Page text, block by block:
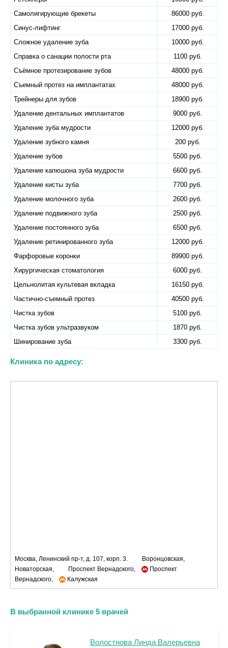
Самолигирующие брекеты
86000 руб.
Синус-лифтинг
17000 руб.
Сложное удаление зуба
10000 руб.
Справка о санации полости рта
1100 руб.
Съёмное протезирование зубов
48000 руб.
Съемный протез на имплантатах
48000 руб.
Трейнеры для зубов
18900 руб.
Удаление дентальных имплантатов
9000 руб.
Удаление зуба мудрости
12000 руб.
Удаление зубного камня
200 руб.
Удаление зубов
5500 руб.
Удаление капюшона зуба мудрости
6600 руб.
Удаление кисты зуба
7700 руб.
Удаление молочного зуба
2600 руб.
Удаление подвижного зуба
2500 руб.
Удаление постоянного зуба
6500 руб.
Удаление ретинированного зуба
12000 руб.
Фарфоровые коронки
89900 руб.
Хирургическая стоматология
6000 руб.
Цельнолитая культевая вкладка
16150 руб.
Частично-съемный протез
40500 руб.
Чистка зубов
5100 руб.
Чистка зубов ультразвуком
1870 руб.
Шинирование зуба
3300 руб.
Клиника по адресу:
Москва, Ленинский пр-т, д. 107, корп. 3.
Воронцовская,
Новаторская,
Проспект Вернадского,
Проспект
Вернадского,
Калужская
В выбранной клинике 5 врачей
Волостнова Линда Валерьевна